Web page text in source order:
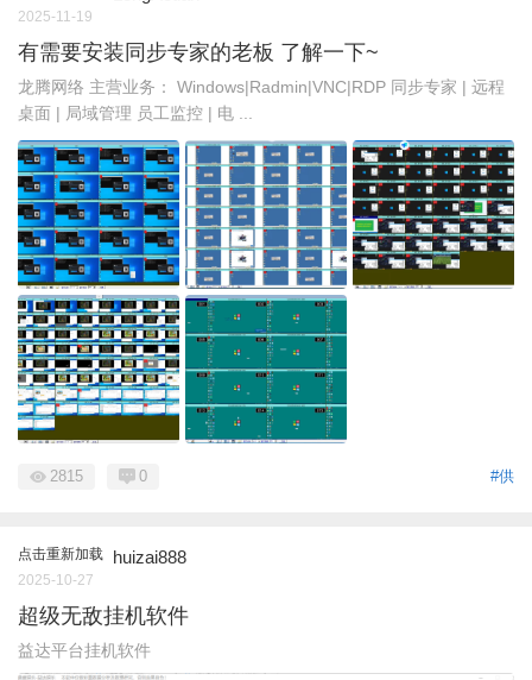
2025-11-19
有需要安装同步专家的老板 了解一下~
龙腾网络 主营业务： Windows|Radmin|VNC|RDP 同步专家 | 远程
桌面 | 局域管理 员工监控 | 电 ...
#供
2815 0
点击重新加载 huizai888
2025-10-27
超级无敌挂机软件
益达平台挂机软件